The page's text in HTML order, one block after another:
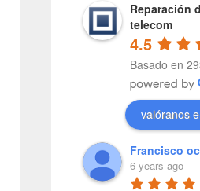
Reparación
telecom
4.5
Basado en
valóranos
Francisco
6 years ago